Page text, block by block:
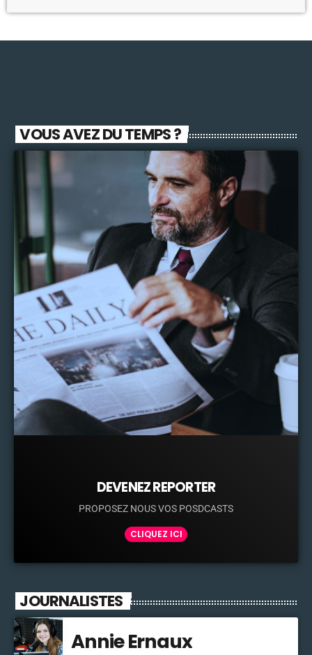
VOUS AVEZ DU TEMPS ?
DEVENEZ REPORTER
PROPOSEZ NOUS VOS POSDCASTS
CLIQUEZ ICI
JOURNALISTES
Annie Ernaux